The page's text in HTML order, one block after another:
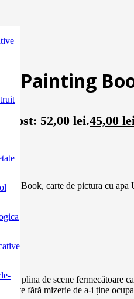
Painting
fost: 52,00 lei.45,00 lei
Book, carte de pictura cu apa
plina de scene fermecătoare
fără mizerie de a-i ține